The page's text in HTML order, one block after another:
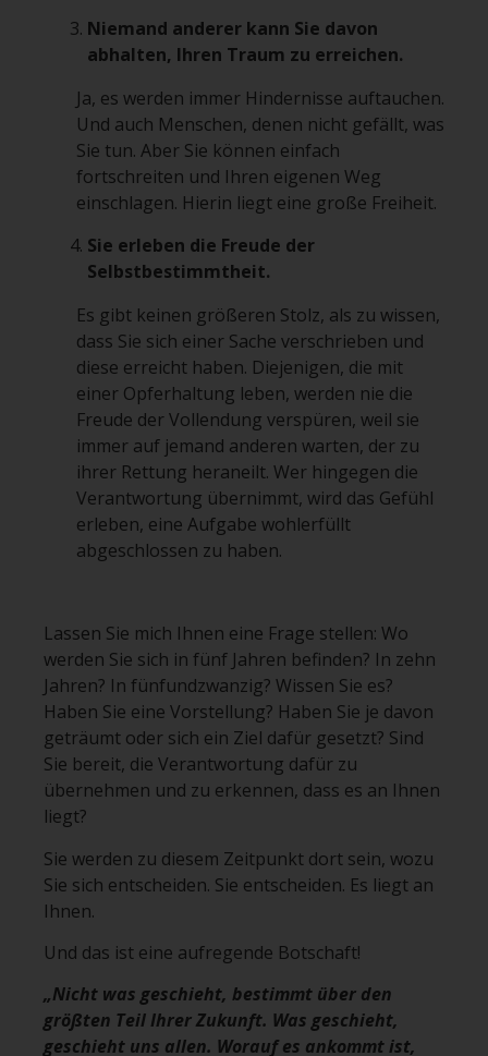
Niemand anderer kann Sie davon
abhalten, Ihren Traum zu erreichen.
Ja, es werden immer Hindernisse auftauchen.
Und auch Menschen, denen nicht gefällt, was
Sie tun. Aber Sie können einfach
fortschreiten und Ihren eigenen Weg
einschlagen. Hierin liegt eine große Freiheit.
Sie erleben die Freude der
Selbstbestimmtheit.
Es gibt keinen größeren Stolz, als zu wissen,
dass Sie sich einer Sache verschrieben und
diese erreicht haben. Diejenigen, die mit
einer Opferhaltung leben, werden nie die
Freude der Vollendung verspüren, weil sie
immer auf jemand anderen warten, der zu
ihrer Rettung heraneilt. Wer hingegen die
Verantwortung übernimmt, wird das Gefühl
erleben, eine Aufgabe wohlerfüllt
abgeschlossen zu haben.
Lassen Sie mich Ihnen eine Frage stellen: Wo
werden Sie sich in fünf Jahren befinden? In zehn
Jahren? In fünfundzwanzig? Wissen Sie es?
Haben Sie eine Vorstellung? Haben Sie je davon
geträumt oder sich ein Ziel dafür gesetzt? Sind
Sie bereit, die Verantwortung dafür zu
übernehmen und zu erkennen, dass es an Ihnen
liegt?
Sie werden zu diesem Zeitpunkt dort sein, wozu
Sie sich entscheiden. Sie entscheiden. Es liegt an
Ihnen.
Und das ist eine aufregende Botschaft!
„Nicht was geschieht, bestimmt über den
größten Teil Ihrer Zukunft. Was geschieht,
geschieht uns allen. Worauf es ankommt ist,